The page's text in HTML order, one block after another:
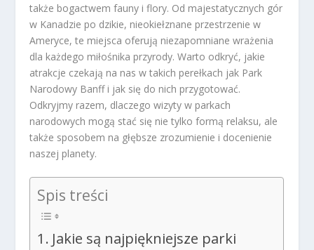
także bogactwem fauny i flory. Od majestatycznych gór
w Kanadzie po dzikie, nieokiełznane przestrzenie w
Ameryce, te miejsca oferują niezapomniane wrażenia
dla każdego miłośnika przyrody. Warto odkryć, jakie
atrakcje czekają na nas w takich perełkach jak Park
Narodowy Banff i jak się do nich przygotować.
Odkryjmy razem, dlaczego wizyty w parkach
narodowych mogą stać się nie tylko formą relaksu, ale
także sposobem na głębsze zrozumienie i docenienie
naszej planety.
Spis treści
Jakie są najpiękniejsze parki